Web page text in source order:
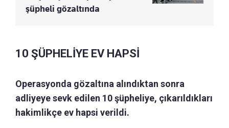
şüpheli gözaltında
10 ŞÜPHELİYE EV HAPSİ
Operasyonda gözaltına alındıktan sonra
adliyeye sevk edilen 10 şüpheliye, çıkarıldıkları
hakimlikçe ev hapsi verildi.